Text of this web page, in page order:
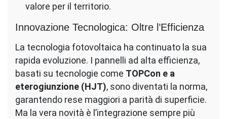
valore per il territorio.
Innovazione Tecnologica: Oltre l’Efficienza
La tecnologia fotovoltaica ha continuato la sua
rapida evoluzione. I pannelli ad alta efficienza,
basati su tecnologie come TOPCon e a
eterogiunzione (HJT), sono diventati la norma,
garantendo rese maggiori a parità di superficie.
Ma la vera novità è l’integrazione sempre più